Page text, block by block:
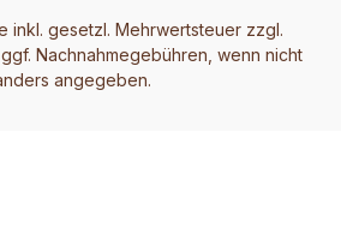
inkl. gesetzl. Mehrwertsteuer zzgl.
Nachnahmegebühren, wenn nicht
angegeben.